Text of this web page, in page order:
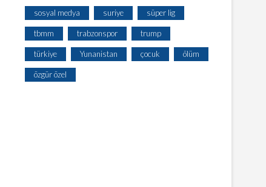
sosyal medya suriye süper lig
tbmm trabzonspor trump
türkiye Yunanistan çocuk ölüm
özgür özel